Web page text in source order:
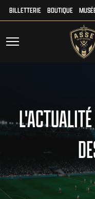
BILLETTERIE BOUTIQUE